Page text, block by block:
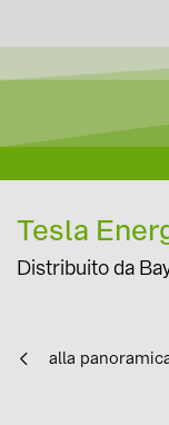
Tesla
Distribuito da
alla